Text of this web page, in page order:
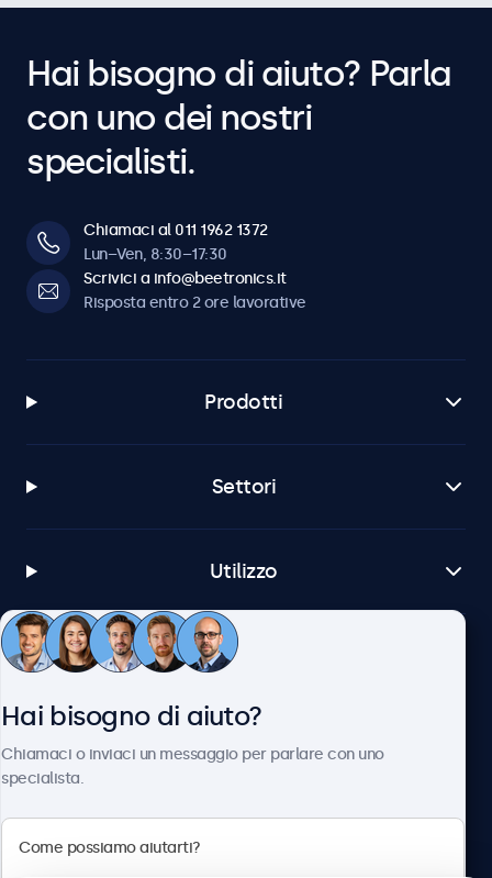
Hai bisogno di aiuto? Parla
con uno dei nostri
specialisti.
Chiamaci al 011 1962 1372
Lun–Ven, 8:30–17:30
Scrivici a info@beetronics.it
Risposta entro 2 ore lavorative
Prodotti
Settori
Utilizzo
Servizio Clienti
Hai bisogno di aiuto?
Chiamaci o inviaci un messaggio per parlare con uno
specialista.